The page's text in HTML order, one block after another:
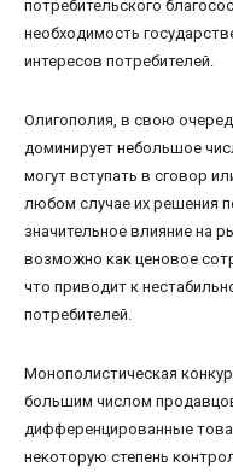
потребительского
необходимость
интересов потребителей.
Олигополия, в свою
доминирует небольшое
могут вступать в сговор
любом случае их решения
значительное влияние на
возможно как ценовое
что приводит к
потребителей.
Монополистическая
большим числом
дифференцированные
некоторую степень